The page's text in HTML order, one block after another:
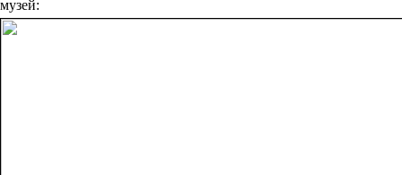
музей: